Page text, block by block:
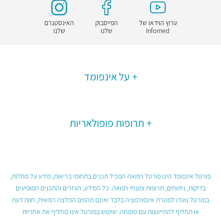
ערוץ הוידאו של
Infomed
הפייסבוק
שלנו
האינסטגרם
שלנו
על אינפומד
תרופות פופולאריות
פורטל אינפומד הינו פורטל רפואה המכיל תכנים בתחומי בריאות, מידע על מחלות,
בדיקות, ניתוחים, תרופות ומונחי רפואה. כל המידע, העזרים והתכנים המופיעים
בפורטל נועדו למטרת אינפורמציה בלבד ואינם מהווים המלצה רפואית, חוות דעת
או תחליף להתייעצות עם מומחה. שימוש בפורטל אינו מחליף את אחריות